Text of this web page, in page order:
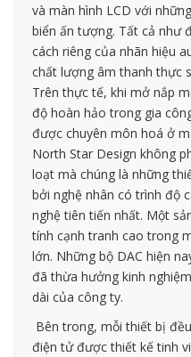
và màn hình LCD với
biển ấn tượng. Tất cả như
cách riêng của nhãn hiệu
chất lượng âm thanh thực
Trên thực tế, khi mở nắp
độ hoàn hảo trong gia
được chuyên môn hoá ở
North Star Design không
loạt mà chúng là những
bởi nghệ nhân có trình độ
nghệ tiên tiến nhất. Một
tính cạnh tranh cao trong
lớn. Những bộ DAC hiện
đã thừa hưởng kinh
dài của công ty.
Bên trong, mỗi thiết bị
điện tử được thiết kế tinh